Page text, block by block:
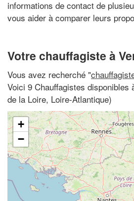
informations de contact de
vous aider à comparer leurs
Votre chauffagiste à
Vous avez recherché "
Voici 9 Chauffagistes disponibles
de la Loire, Loire-Atlantique)
+
−